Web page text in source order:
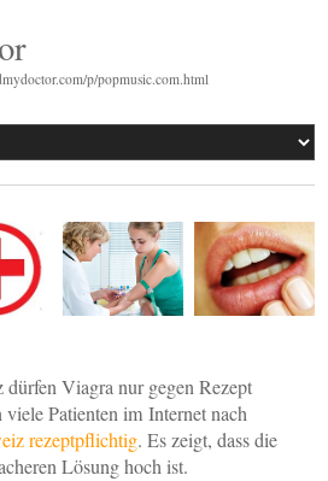
p/popmusic.com.html
Viagra nur gegen Rezept
Patienten im Internet nach
rezeptpflichtig. Es zeigt, dass die
Lösung hoch ist.